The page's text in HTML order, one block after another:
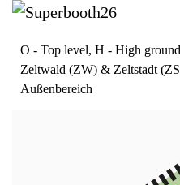
O - Top level, H - High ground
Zeltwald (ZW) & Zeltstadt
Außenbereich